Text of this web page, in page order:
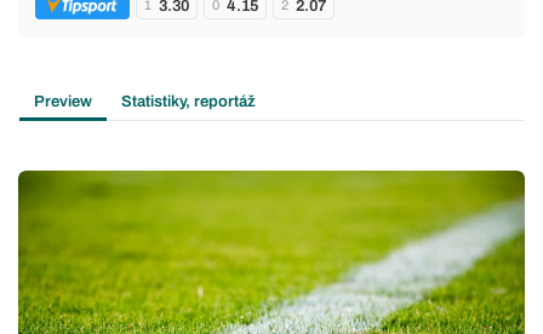
1 3.30 0 4.15 2 2.07
Preview Statistiky, reportáž